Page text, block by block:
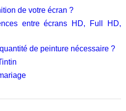
de votre écran ?
entre écrans HD, Full HD,
de peinture nécessaire ?